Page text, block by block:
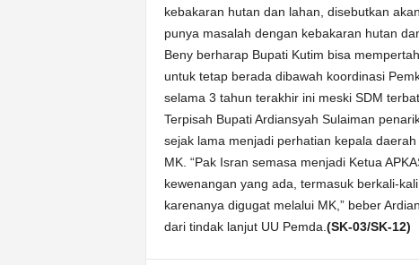
kebakaran hutan dan lahan, disebutkan
punya masalah dengan kebakaran hutan
Beny berharap Bupati Kutim bisa
untuk tetap berada dibawah koordinasi
selama 3 tahun terakhir ini meski SDM
Terpisah Bupati Ardiansyah Sulaiman
sejak lama menjadi perhatian kepala
MK. “Pak Isran semasa menjadi Ketua
kewenangan yang ada, termasuk berkali-
karenanya digugat melalui MK,” beber
dari tindak lanjut UU Pemda. (SK-03/SK-12)